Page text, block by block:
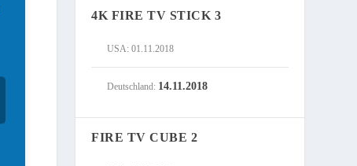
4K FIRE TV STICK 3
USA: 01.11.2018
Deutschland: 14.11.2018
FIRE TV CUBE 2